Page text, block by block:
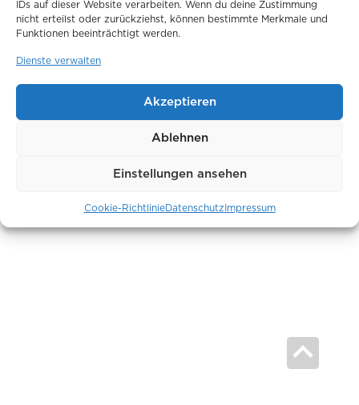
IDs auf dieser Website verarbeiten. Wenn du deine Zustimmung
nicht erteilst oder zurückziehst, können bestimmte Merkmale und
Funktionen beeinträchtigt werden.
Dienste verwalten
Akzeptieren
Ablehnen
Einstellungen ansehen
Cookie-RichtlinieDatenschutz Impressum
Qualitätssicherung
Produktsicherheit
Datenschutz